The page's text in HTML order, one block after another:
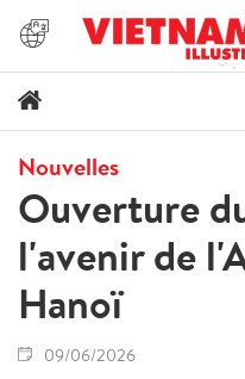
Nouvelles
Ouverture
l'avenir de
Hanoï
09/06/2026